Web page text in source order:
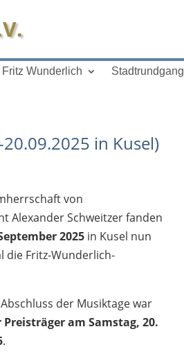
Fritz Wunderlich Stadtrundgang
in Kusel)
von
Alexander Schweitzer fanden
2025 in Kusel nun
die Fritz-Wunderlich-
der Musiktage war
am Samstag, 20.
.